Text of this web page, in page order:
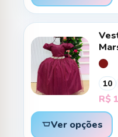
10
R$
Ver opções